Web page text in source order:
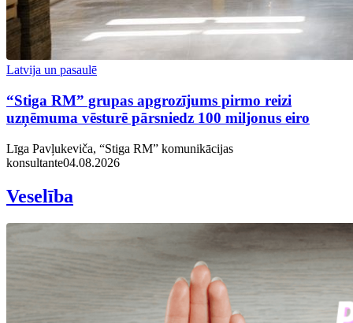
Latvija un pasaulē
“Stiga RM” grupas apgrozījums pirmo reizi
uzņēmuma vēsturē pārsniedz 100 miljonus eiro
Līga Pavļukeviča, “Stiga RM” komunikācijas
konsultante04.08.2026
Veselība